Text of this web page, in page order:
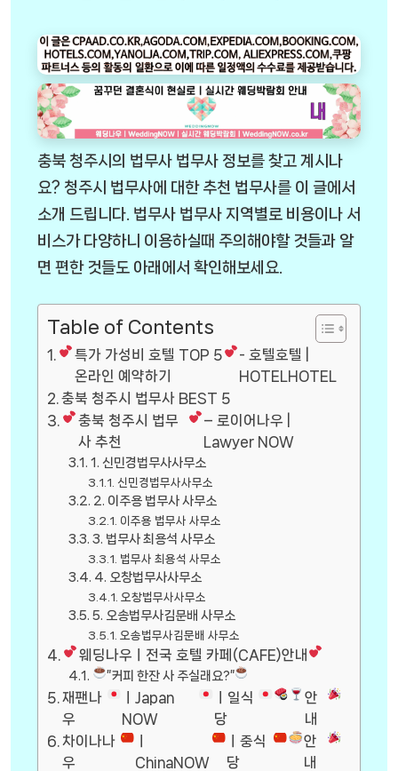
충북 청주시의 법무사 법무사 정보를 찾고 계시나
요? 청주시 법무사에 대한 추천 법무사를 이 글에서
소개 드립니다. 법무사 법무사 지역별로 비용이나 서
비스가 다양하니 이용하실때 주의해야할 것들과 알
면 편한 것들도 아래에서 확인해보세요.
Table of Contents
특가 가성비 호텔 TOP 5
온라인 예약하기
- 호텔호텔 |
HOTELHOTEL
충북 청주시 법무사 BEST 5
충북 청주시 법무
사 추천
– 로이어나우 |
Lawyer NOW
1. 신민경법무사사무소
신민경법무사사무소
2. 이주용 법무사 사무소
이주용 법무사 사무소
3. 법무사 최용석 사무소
법무사 최용석 사무소
4. 오창법무사사무소
오창법무사사무소
5. 오송법무사김문배 사무소
오송법무사김문배 사무소
웨딩나우ㅣ전국 호텔 카페(CAFE)안내
”커피 한잔 사 주실래요?”
재팬나
우
ㅣJapan
NOW
ㅣ일식
당
안
내
차이나나
우
ChinaNOW
ㅣ중식
당
안
내